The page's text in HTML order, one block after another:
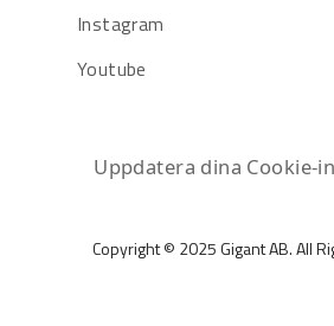
Instagram
Youtube
Uppdatera dina Cookie-
Copyright © 2025 Gigant AB. All